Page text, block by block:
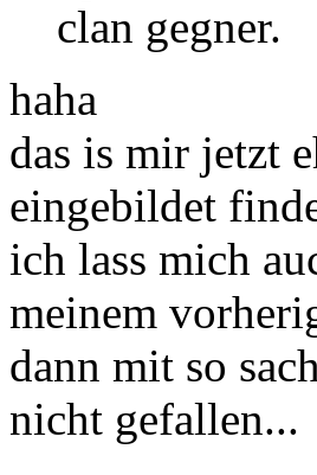
clan gegner.
haha
das is mir jetzt
eingebildet
ich lass mich
meinem
dann mit so
nicht gefallen...